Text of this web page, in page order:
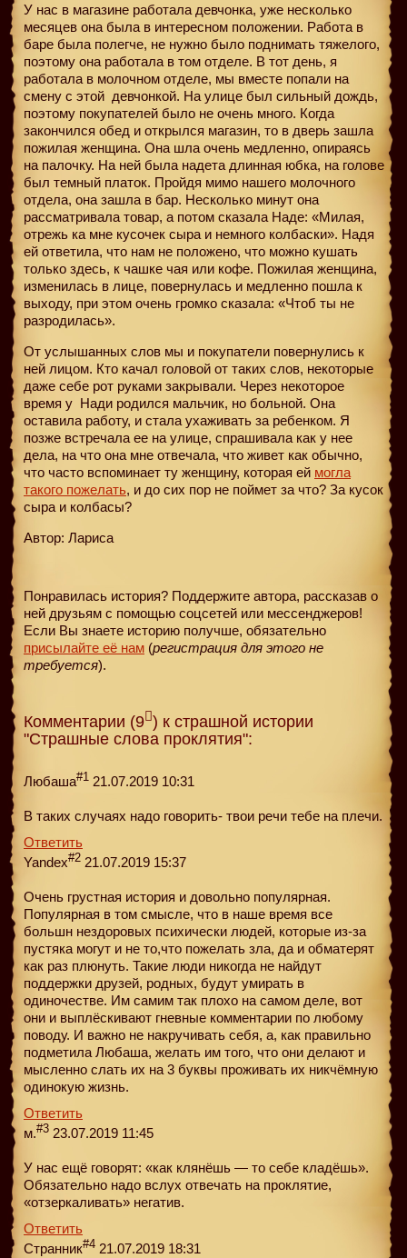
У нас в магазине работала девчонка, уже несколько
месяцев она была в интересном положении. Работа в
баре была полегче, не нужно было поднимать тяжелого,
поэтому она работала в том отделе. В тот день, я
работала в молочном отделе, мы вместе попали на
смену с этой девчонкой. На улице был сильный дождь,
поэтому покупателей было не очень много. Когда
закончился обед и открылся магазин, то в дверь зашла
пожилая женщина. Она шла очень медленно, опираясь
на палочку. На ней была надета длинная юбка, на голове
был темный платок. Пройдя мимо нашего молочного
отдела, она зашла в бар. Несколько минут она
рассматривала товар, а потом сказала Наде: «Милая,
отрежь ка мне кусочек сыра и немного колбаски». Надя
ей ответила, что нам не положено, что можно кушать
только здесь, к чашке чая или кофе. Пожилая женщина,
изменилась в лице, повернулась и медленно пошла к
выходу, при этом очень громко сказала: «Чтоб ты не
разродилась».
От услышанных слов мы и покупатели повернулись к
ней лицом. Кто качал головой от таких слов, некоторые
даже себе рот руками закрывали. Через некоторое
время у Нади родился мальчик, но больной. Она
оставила работу, и стала ухаживать за ребенком. Я
позже встречала ее на улице, спрашивала как у нее
дела, на что она мне отвечала, что живет как обычно,
что часто вспоминает ту женщину, которая ей могла
такого пожелать, и до сих пор не поймет за что? За кусок
сыра и колбасы?
Автор: Лариса
Понравилась история? Поддержите автора, рассказав о
ней друзьям с помощью соцсетей или мессенджеров!
Если Вы знаете историю получше, обязательно
присылайте её нам (регистрация для этого не
требуется).
Комментарии (9 ) к страшной истории
"Страшные слова проклятия":
Любаша#1 21.07.2019 10:31
В таких случаях надо говорить- твои речи тебе на плечи.
Ответить
Yandex#2 21.07.2019 15:37
Очень грустная история и довольно популярная.
Популярная в том смысле, что в наше время все
большн нездоровых психически людей, которые из-за
пустяка могут и не то,что пожелать зла, да и обматерят
как раз плюнуть. Такие люди никогда не найдут
поддержки друзей, родных, будут умирать в
одиночестве. Им самим так плохо на самом деле, вот
они и выплёскивают гневные комментарии по любому
поводу. И важно не накручивать себя, а, как правильно
подметила Любаша, желать им того, что они делают и
мысленно слать их на 3 буквы проживать их никчёмную
одинокую жизнь.
Ответить
м.#3 23.07.2019 11:45
У нас ещё говорят: «как клянёшь — то себе кладёшь».
Обязательно надо вслух отвечать на проклятие,
«отзеркаливать» негатив.
Ответить
Странник#4 21.07.2019 18:31